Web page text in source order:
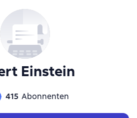
Einstein
415 Abonnenten